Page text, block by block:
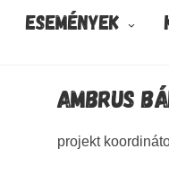
ESEMÉNYEK
AMBRUS
projekt